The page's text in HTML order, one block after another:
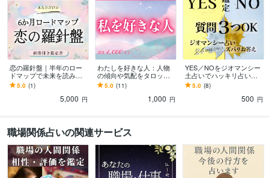
恋の羅針盤｜半年のロー
ドマップで未来を読み解
きます 【画像付き鑑定
書】タロット×神託｜２占
術で導く恋の向かう先
5.0 (1)
5,000 円
わたしを好きな人：人物
の傾向や気配をタロット
します ★生年月日で届く
守護カードメッセージ付
き｜濃密4000文字
5.0 (11)
1,000 円
YES／NOをジオマンシー
土占いでハッキリ占いま
す ★３問OK｜説明付き｜
恋愛・仕事・対人など悩
5.0 (8)
500 円
職場関係占いの関連サービス